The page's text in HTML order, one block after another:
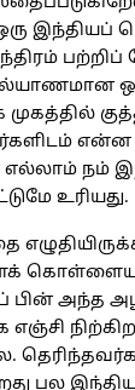
இந்தியப்
பற்றிப்
என்ன
எல்லாம் நம்
உரியது.
பின் அந்த
எஞ்சி
பல